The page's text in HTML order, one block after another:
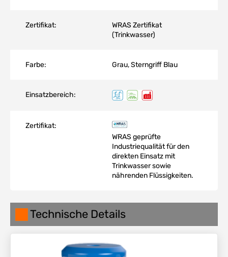
Zertifikat:
WRAS Zertifikat
(Trinkwasser)
Farbe: Grau, Sterngriff Blau
Einsatzbereich:
Zertifikat:
WRAS geprüfte
Industriequalität für den
direkten Einsatz mit
Trinkwasser sowie
nährenden Flüssigkeiten.
Technische Details